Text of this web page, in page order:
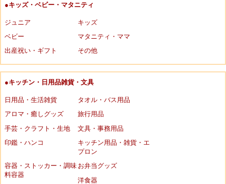
●キッズ・ベビー・マタニティ
ジュニア
キッズ
ベビー
マタニティ・ママ
出産祝い・ギフト
その他
●キッチン・日用品雑貨・文具
日用品・生活雑貨
タオル・バス用品
アロマ・癒しグッズ
旅行用品
手芸・クラフト・生地
文具・事務用品
印鑑・ハンコ
キッチン用品・雑貨・エ
プロン
容器・ストッカー・調味
料容器
お弁当グッズ
洋食器